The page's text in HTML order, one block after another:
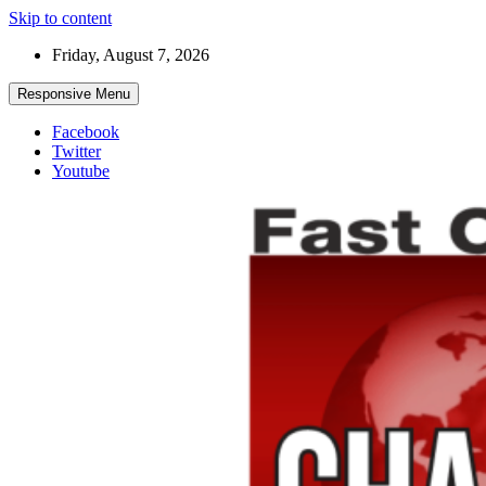
Skip to content
Friday, August 7, 2026
Responsive Menu
Facebook
Twitter
Youtube